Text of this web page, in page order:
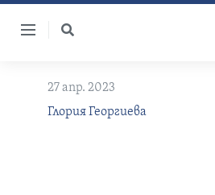
Skip
27 апр. 2023
Глория Георгиева